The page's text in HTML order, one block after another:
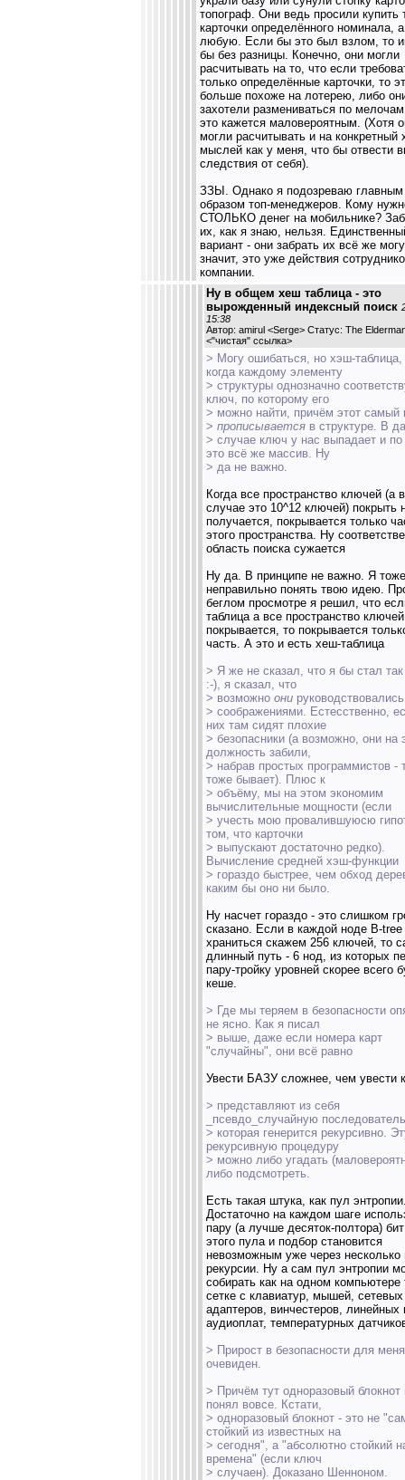
топограф. Они ведь просили купить
карточки определённого номинала,
любую. Если бы это был взлом, то
бы без разницы. Конечно, они могли
расчитывать на то, что если
только определённые карточки, то
больше похоже на лотерею, либо
захотели размениваться по
это кажется маловероятным. (Хотя
могли расчитывать и на конкретный
мыслей как у меня, что бы отвести
следствия от себя).
ЗЗЫ. Однако я подозреваю главным
образом топ-менеджеров. Кому
СТОЛЬКО денег на мобильнике?
их, как я знаю, нельзя.
вариант - они забрать их всё же
значит, это уже действия
компании.
Ну в общем хеш таблица - это
вырожденный индексный поиск
15:38
Автор: amirul <Serge> Статус: The
<"чистая" ссылка>
> Могу ошибаться, но хэш-таблица,
когда каждому элементу
> структуры однозначно
ключ, по которому его
> можно найти, причём этот самый
> прописывается в структуре. В
> случае ключ у нас выпадает и
это всё же массив. Ну
> да не важно.
Когда все пространство ключей (а
случае это 10^12 ключей) покрыть
получается, покрывается только
этого пространства. Ну
область поиска сужается
Ну да. В принципе не важно. Я
неправильно понять твою идею.
беглом просмотре я решил, что
таблица а все пространство
покрывается, то покрывается
часть. А это и есть хеш-таблица
> Я же не сказал, что я бы стал
:-), я сказал, что
> возможно они
> соображениями. Естесственно,
них там сидят плохие
> безопасники (а возможно, они на
должность забили,
> набрав простых программистов -
тоже бывает). Плюс к
> объёму, мы на этом экономим
вычислительные мощности (если
> учесть мою провалившуюсю
том, что карточки
> выпускают достаточно редко).
Вычисление средней хэш-функции
> гораздо быстрее, чем обход
каким бы оно ни было.
Ну насчет гораздо - это слишком
сказано. Если в каждой ноде B-tree
храниться скажем 256 ключей, то
длинный путь - 6 нод, из которых
пару-тройку уровней скорее всего
кеше.
> Где мы теряем в безопасности
не ясно. Как я писал
> выше, даже если номера карт
"случайны", они всё равно
Увести БАЗУ сложнее, чем увести
> представляют из себя
_псевдо_случайную
> которая генерится рекурсивно.
рекурсивную процедуру
> можно либо угадать
либо подсмотреть.
Есть такая штука, как пул
Достаточно на каждом шаге
пару (а лучше десяток-полтора)
этого пула и подбор становится
невозможным уже через несколько
рекурсии. Ну а сам пул энтропии
собирать как на одном компьютере
сетке с клавиатур, мышей, сетевых
адаптеров, винчестеров, линейных
аудиоплат, температурных
> Прирост в безопасности для
очевиден.
> Причём тут одноразовый блокнот
понял вовсе. Кстати,
> одноразовый блокнот - это не
стойкий из известных на
> сегодня", а "абсолютно стойкий
времена" (если ключ
> случаен). Доказано Шенноном.